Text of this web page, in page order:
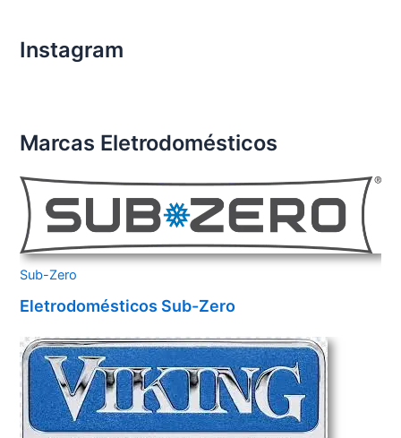
Instagram
Marcas Eletrodomésticos
Sub-Zero
Eletrodomésticos Sub-Zero